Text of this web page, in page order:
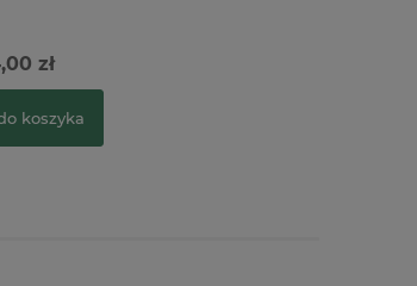
zł
koszyka